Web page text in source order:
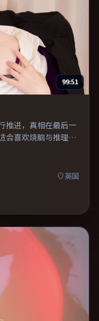
99:51
推进，真相在最后一
合喜欢烧脑与推理的
英国